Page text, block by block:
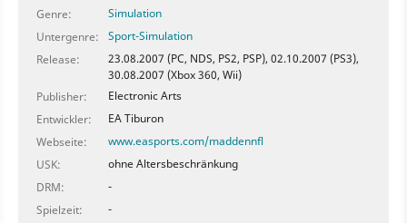
Genre:
Simulation
Untergenre:
Sport-Simulation
Release:
23.08.2007 (PC, NDS, PS2, PSP), 02.10.2007 (PS3),
30.08.2007 (Xbox 360, Wii)
Publisher:
Electronic Arts
Entwickler:
EA Tiburon
Webseite:
www.easports.com/maddennfl
USK:
ohne Altersbeschränkung
DRM:
-
Spielzeit:
-